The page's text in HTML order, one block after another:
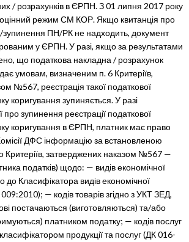
/ розрахунків в ЄРПН. З 01 липня 2017 року
режим СМ КОР. Якщо квитанція про
зупинення ПН/РК не надходить, документ
у ЄРПН. У разі, якщо за результатами
що податкова накладна / розрахунок
умовам, визначеним п. 6 Критеріїв,
№567, реєстрація такої податкової
коригування зупиняється. У разі
про зупинення реєстрації податкової
коригування в ЄРПН, платник має право
ДФС інформацію за встановленою
затверджених наказом №567 —
податків) щодо: — видів економічної
до Класифікатора видів економічної
— кодів товарів згідно з УКТ ЗЕД,
постачаються (виготовляються) та/або
платником податку; — кодів послуг
продукції та послуг (ДК 016-